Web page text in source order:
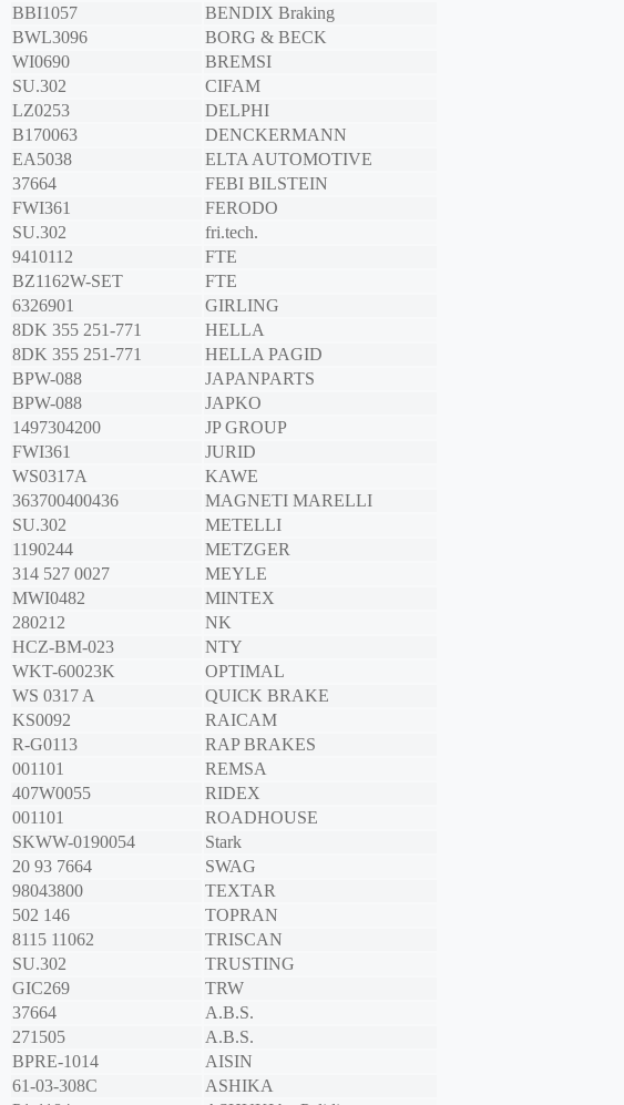
BBI1057
BENDIX Braking
BWL3096
BORG & BECK
WI0690
BREMSI
SU.302
CIFAM
LZ0253
DELPHI
B170063
DENCKERMANN
EA5038
ELTA AUTOMOTIVE
37664
FEBI BILSTEIN
FWI361
FERODO
SU.302
fri.tech.
9410112
FTE
BZ1162W-SET
FTE
6326901
GIRLING
8DK 355 251-771
HELLA
8DK 355 251-771
HELLA PAGID
BPW-088
JAPANPARTS
BPW-088
JAPKO
1497304200
JP GROUP
FWI361
JURID
WS0317A
KAWE
363700400436
MAGNETI MARELLI
SU.302
METELLI
1190244
METZGER
314 527 0027
MEYLE
MWI0482
MINTEX
280212
NK
HCZ-BM-023
NTY
WKT-60023K
OPTIMAL
WS 0317 A
QUICK BRAKE
KS0092
RAICAM
R-G0113
RAP BRAKES
001101
REMSA
407W0055
RIDEX
001101
ROADHOUSE
SKWW-0190054
Stark
20 93 7664
SWAG
98043800
TEXTAR
502 146
TOPRAN
8115 11062
TRISCAN
SU.302
TRUSTING
GIC269
TRW
37664
A.B.S.
271505
A.B.S.
BPRE-1014
AISIN
61-03-308C
ASHIKA